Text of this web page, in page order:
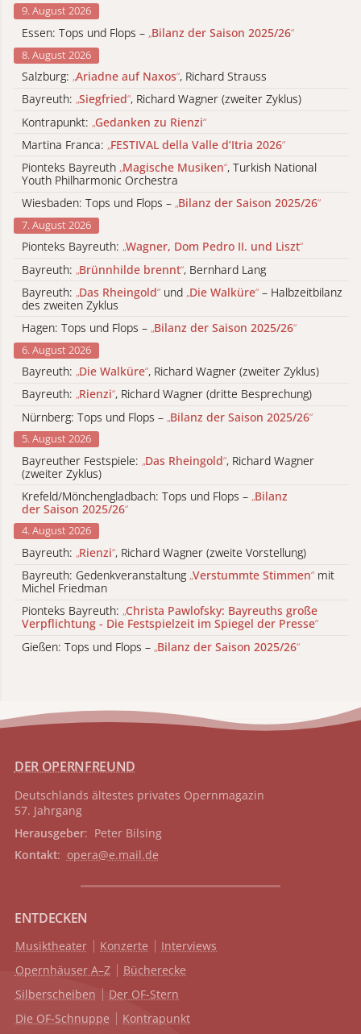
9. August 2026
Essen: Tops und Flops – „Bilanz der Saison 2025/26“
8. August 2026
Salzburg: „Ariadne auf Naxos“, Richard Strauss
Bayreuth: „Siegfried“, Richard Wagner (zweiter Zyklus)
Kontrapunkt: „Gedanken zu Rienzi“
Martina Franca: „FESTIVAL della Valle d’Itria 2026“
Pionteks Bayreuth „Magische Musiken“, Turkish National
Youth Philharmonic Orchestra
Wiesbaden: Tops und Flops – „Bilanz der Saison 2025/26“
7. August 2026
Pionteks Bayreuth: „Wagner, Dom Pedro II. und Liszt“
Bayreuth: „Brünnhilde brennt“, Bernhard Lang
Bayreuth: „Das Rheingold“ und „Die Walküre“ – Halbzeitbilanz
des zweiten Zyklus
Hagen: Tops und Flops – „Bilanz der Saison 2025/26“
6. August 2026
Bayreuth: „Die Walküre“, Richard Wagner (zweiter Zyklus)
Bayreuth: „Rienzi“, Richard Wagner (dritte Besprechung)
Nürnberg: Tops und Flops – „Bilanz der Saison 2025/26“
5. August 2026
Bayreuther Festspiele: „Das Rheingold“, Richard Wagner
(zweiter Zyklus)
Krefeld/Mönchengladbach: Tops und Flops – „Bilanz
der Saison 2025/26“
4. August 2026
Bayreuth: „Rienzi“, Richard Wagner (zweite Vorstellung)
Bayreuth: Gedenkveranstaltung „Verstummte Stimmen“ mit
Michel Friedman
Pionteks Bayreuth: „Christa Pawlofsky: Bayreuths große
Verpflichtung - Die Festspielzeit im Spiegel der Presse“
Gießen: Tops und Flops – „Bilanz der Saison 2025/26“
DER OPERNFREUND
Deutschlands ältestes privates Opernmagazin
57. Jahrgang
Herausgeber: Peter Bilsing
Kontakt: opera@e.mail.de
ENTDECKEN
Musiktheater Konzerte
Interviews
Opernhäuser A–Z
Bücherecke
Silberscheiben
Der OF-Stern
Die OF-Schnuppe
Kontrapunkt